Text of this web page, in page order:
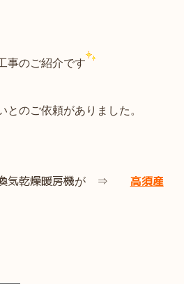
事のご紹介です
とのご依頼がありました。
気乾燥暖房機が ⇒
高須産